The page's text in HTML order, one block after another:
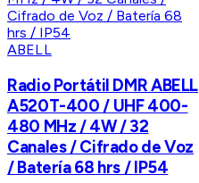
ABELL
Radio Portátil DMR ABELL
A520T-400 / UHF 400-
480 MHz / 4W / 32
Canales / Cifrado de Voz
/ Batería 68 hrs / IP54